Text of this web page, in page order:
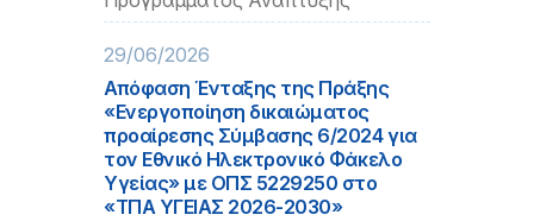
29/06/2026
Απόφαση Ένταξης της Πράξης
«Ενεργοποίηση δικαιώματος
προαίρεσης Σύμβασης 6/2024 για
τον Εθνικό Ηλεκτρονικό Φάκελο
Υγείας» με ΟΠΣ 5229250 στο
«ΤΠΑ ΥΓΕΙΑΣ 2026-2030»